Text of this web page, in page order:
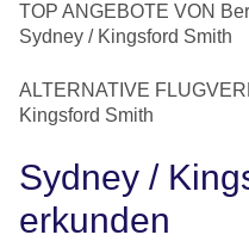
TOP ANGEBOTE VON
Sydney / Kingsford Smith
ALTERNATIVE
Kingsford Smith
Sydney /
erkunden